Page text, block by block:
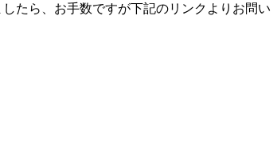
たら、お手数ですが下記のリンクよりお問い